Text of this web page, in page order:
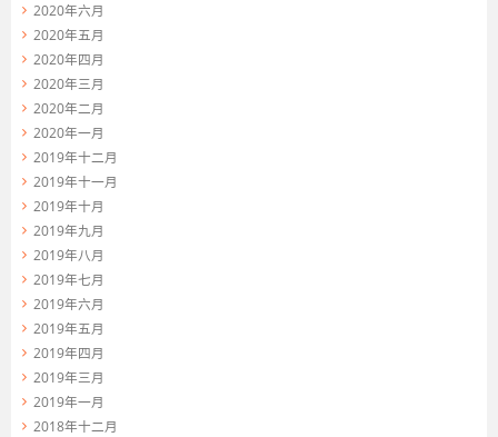
2020年六月
2020年五月
2020年四月
2020年三月
2020年二月
2020年一月
2019年十二月
2019年十一月
2019年十月
2019年九月
2019年八月
2019年七月
2019年六月
2019年五月
2019年四月
2019年三月
2019年一月
2018年十二月